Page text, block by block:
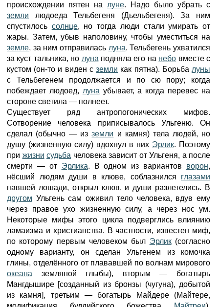
происхождении пятен на луне. Надо было убрать с
земли людоеда Тельбегеня (Дьельбегеня). За ним
спустилось солнце, но тогда люди стали умирать от
жары. Затем, убыв наполовину, чтобы уместиться на
земле, за ним отправилась луна. Тельбегень ухватился
за куст тальника, но луна подняла его на небо вместе с
кустом (он-то и виден сземли как пятна). Борьба луны
с Тельбегенем продолжается и по сю пору; когда
побеждает людоед, луна убывает, а когда перевес на
стороне светила — полнеет.
Существует ряд антропогонических мифов.
Сотворение человека приписывалось Ульгеню. Он
сделал (обычно — изземли и камня) тела людей, но
душу (жизненную силу) вдохнул в них Эрлик. Поэтому
при жизни судьба человека зависит от Ульгеня, а после
смерти — от Эрлика. В одном из вариантов ворон,
нёсший людям души в клюве, соблазнился глазами
павшей лошади, открыл клюв, и души разлетелись. В
другом Ульгень сам оживил тело человека, вдув ему
через правое ухо жизненную силу, а через нос ум.
Некоторые мифы этого цикла подверглись влиянию
ламаизма и христианства. В частности, известен миф,
по которому первым человеком был Эрлик(согласно
одному варианту, он сделан Ульгенем из комочка
глины, отделённого от плававшей по волнам мирового
океана земляной глыбы), вторым — богатырь
Мангдышире [созданный из бронзы (чугуна), добытой
из камня], третьим — богатырь Майдере (Майтере,